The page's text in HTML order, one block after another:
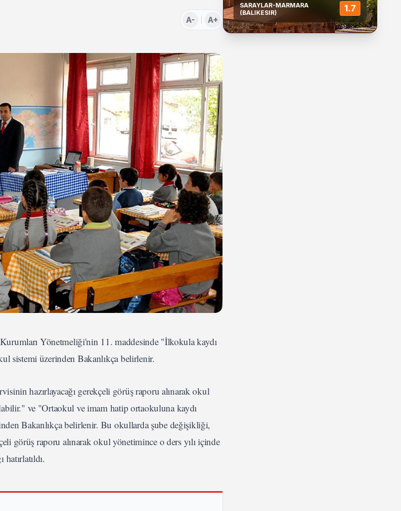
A- A+
Yönetmeliği'nin 11. maddesinde "İlkokula kaydı
sistemi üzerinden Bakanlıkça belirlenir.
hazırlayacağı gerekçeli görüş raporu alınarak okul
ve "Ortaokul ve imam hatip ortaokuluna kaydı
Bakanlıkça belirlenir. Bu okullarda şube değişikliği,
görüş raporu alınarak okul yönetimince o ders yılı içinde
SARAYLAR-MARMARA
(BALIKESIR)
1.7